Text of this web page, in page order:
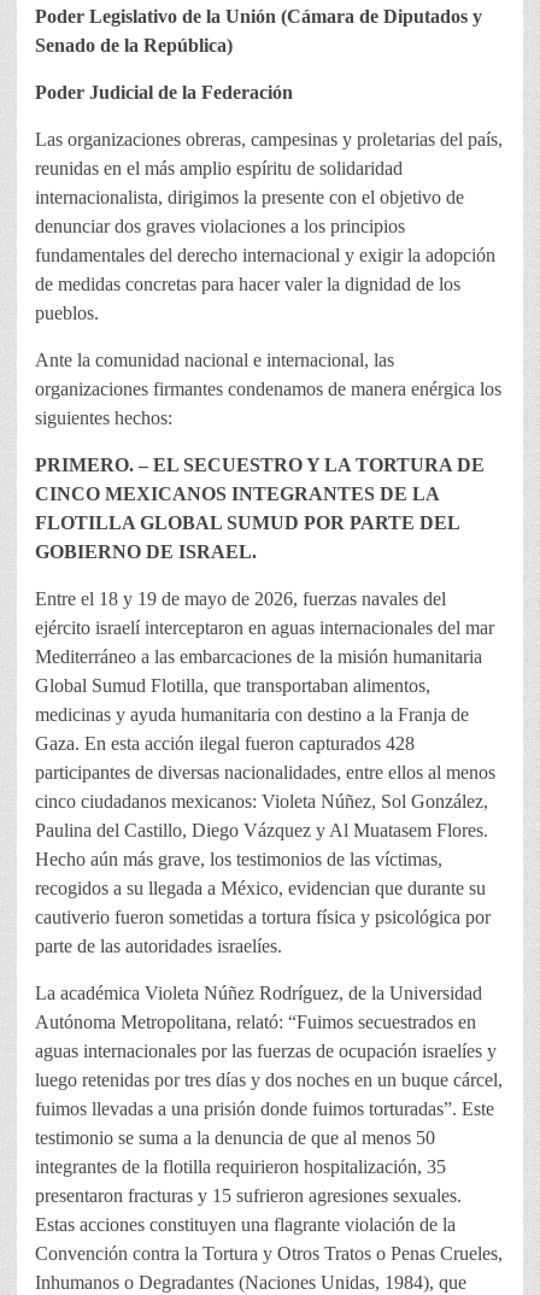
Poder Legislativo de la Unión (Cámara de Diputados y
Senado de la República)
Poder Judicial de la Federación
Las organizaciones obreras, campesinas y proletarias del país,
reunidas en el más amplio espíritu de solidaridad
internacionalista, dirigimos la presente con el objetivo de
denunciar dos graves violaciones a los principios
fundamentales del derecho internacional y exigir la adopción
de medidas concretas para hacer valer la dignidad de los
pueblos.
Ante la comunidad nacional e internacional, las
organizaciones firmantes condenamos de manera enérgica los
siguientes hechos:
PRIMERO. – EL SECUESTRO Y LA TORTURA DE
CINCO MEXICANOS INTEGRANTES DE LA
FLOTILLA GLOBAL SUMUD POR PARTE DEL
GOBIERNO DE ISRAEL.
Entre el 18 y 19 de mayo de 2026, fuerzas navales del
ejército israelí interceptaron en aguas internacionales del mar
Mediterráneo a las embarcaciones de la misión humanitaria
Global Sumud Flotilla, que transportaban alimentos,
medicinas y ayuda humanitaria con destino a la Franja de
Gaza. En esta acción ilegal fueron capturados 428
participantes de diversas nacionalidades, entre ellos al menos
cinco ciudadanos mexicanos: Violeta Núñez, Sol González,
Paulina del Castillo, Diego Vázquez y Al Muatasem Flores.
Hecho aún más grave, los testimonios de las víctimas,
recogidos a su llegada a México, evidencian que durante su
cautiverio fueron sometidas a tortura física y psicológica por
parte de las autoridades israelíes.
La académica Violeta Núñez Rodríguez, de la Universidad
Autónoma Metropolitana, relató: “Fuimos secuestrados en
aguas internacionales por las fuerzas de ocupación israelíes y
luego retenidas por tres días y dos noches en un buque cárcel,
fuimos llevadas a una prisión donde fuimos torturadas”. Este
testimonio se suma a la denuncia de que al menos 50
integrantes de la flotilla requirieron hospitalización, 35
presentaron fracturas y 15 sufrieron agresiones sexuales.
Estas acciones constituyen una flagrante violación de la
Convención contra la Tortura y Otros Tratos o Penas Crueles,
Inhumanos o Degradantes (Naciones Unidas, 1984), que